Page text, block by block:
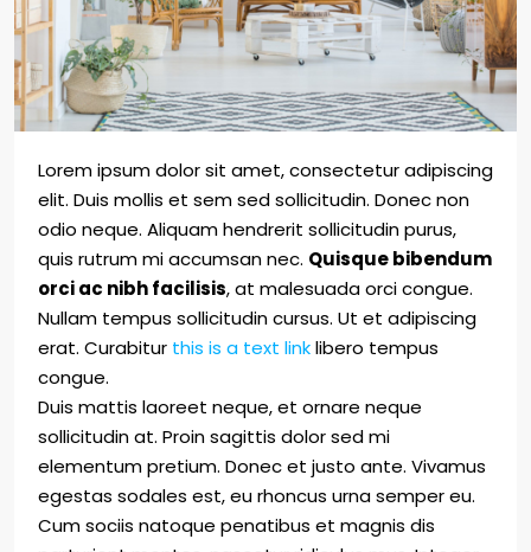
Lorem ipsum dolor sit amet, consectetur adipiscing
elit. Duis mollis et sem sed sollicitudin. Donec non
odio neque. Aliquam hendrerit sollicitudin purus,
quis rutrum mi accumsan nec. Quisque bibendum
orci ac nibh facilisis, at malesuada orci congue.
Nullam tempus sollicitudin cursus. Ut et adipiscing
erat. Curabitur this is a text linklibero tempus
congue.
Duis mattis laoreet neque, et ornare neque
sollicitudin at. Proin sagittis dolor sed mi
elementum pretium. Donec et justo ante. Vivamus
egestas sodales est, eu rhoncus urna semper eu.
Cum sociis natoque penatibus et magnis dis